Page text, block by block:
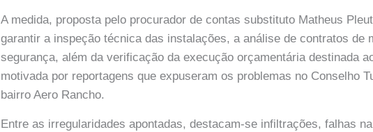
A medida, proposta pelo procurador de contas substituto Matheus
garantir a inspeção técnica das instalações, a análise de contratos de
segurança, além da verificação da execução orçamentária destinada
motivada por reportagens que expuseram os problemas no Conselho
bairro Aero Rancho.
Entre as irregularidades apontadas, destacam-se infiltrações, falhas